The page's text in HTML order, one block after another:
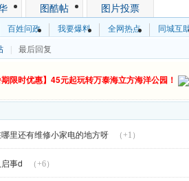
图酷帖 图片投票
百姓问政 我要爆料 全网热点 同城互
最后回复
期限时优惠】45元起玩转万泰海立方海洋公园！
里还有维修小家电的地方呀 （+1）
事d （+6）